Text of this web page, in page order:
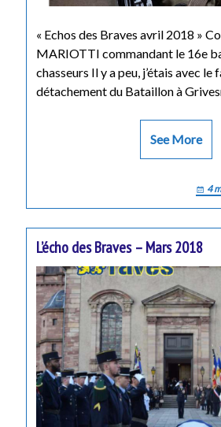
« Echos des Braves avril 2018 »
MARIOTTI commandant le 16e
chasseurs Il y a peu, j’étais avec le
détachement du Bataillon à
See More
4
L’écho des Braves – Mars 2018